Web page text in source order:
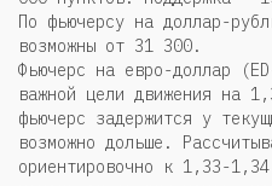
По фьючерсу на доллар-
возможны от 31 300.
Фьючерс на евро-доллар
важной цели движения на
фьючерс задержится у
возможно дольше.
ориентировочно к 1,33-